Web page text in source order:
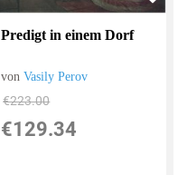
Predigt in einem Dorf
vonVasily Perov
€223.00
€129.34